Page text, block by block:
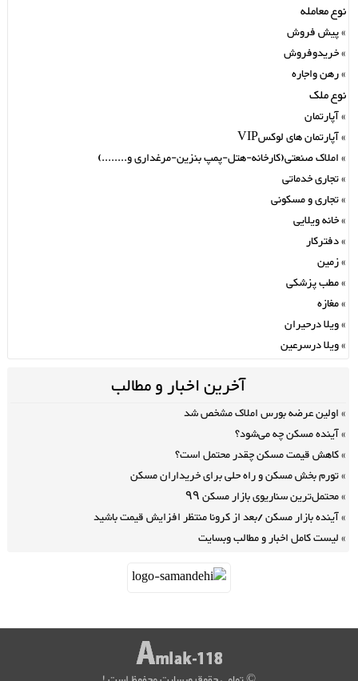
نوع معامله
پیش فروش
خریدوفروش
رهن واجاره
نوع ملک
آپارتمان
آپارتمان های لوکسVIP
املاک صنعتی(کارخانه-هتل-پمپ بنزین-مرغداری و........)
تجاری خدماتی
تجاری و مسکونی
خانه ویلایی
دفترکار
زمین
مطب پزشکی
مغازه
ویلا درحیران
ویلا درسرعین
آخرین اخبار و مطالب
اولین عرضه بورس املاک مشخص شد
آینده مسکن چه می‌شود؟
کاهش قیمت مسکن چقدر محتمل است؟
تورم بخش مسکن و راه حلی برای خریداران مسکن
محتمل‌ترین سناریوی بازار مسکن ۹۹
آینده بازار مسکن /بعد از کرونا منتظر افزایش قیمت باشید
لیست کامل اخبار و مطالب وبسایت